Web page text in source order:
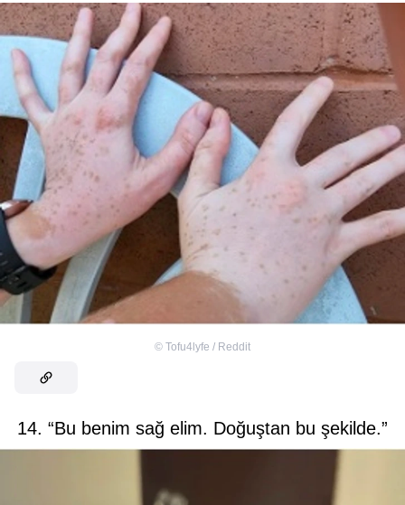
© Tofu4lyfe / Reddit
14. “Bu benim sağ elim. Doğuştan bu şekilde.”